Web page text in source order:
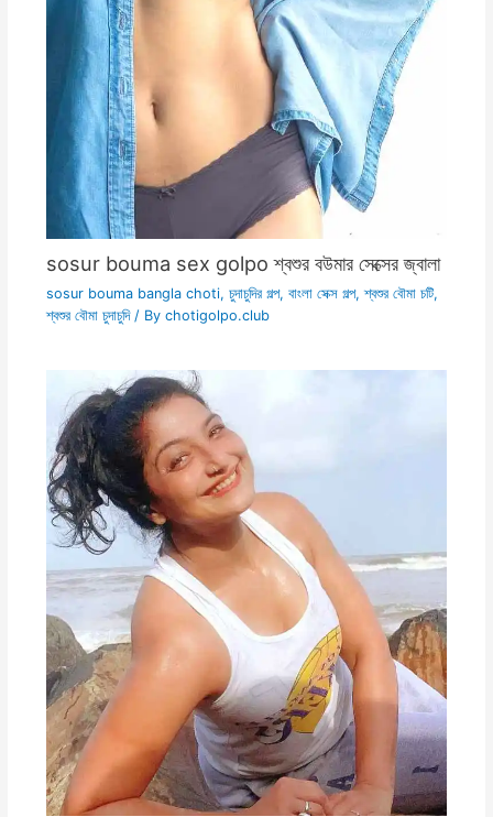
sosur bouma sex golpo শ্বশুর বউমার সেক্সের জ্বালা
sosur bouma bangla choti, চুদাচুদির গল্প, বাংলা সেক্স গল্প,শ্বশুর বৌমা চটি,
শ্বশুর বৌমা চুদাচুদি/ By chotigolpo.club